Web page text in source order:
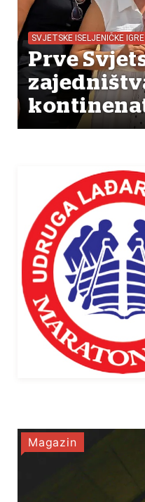
SVJETSKE ISELJENIČKE
Prve
Magazin